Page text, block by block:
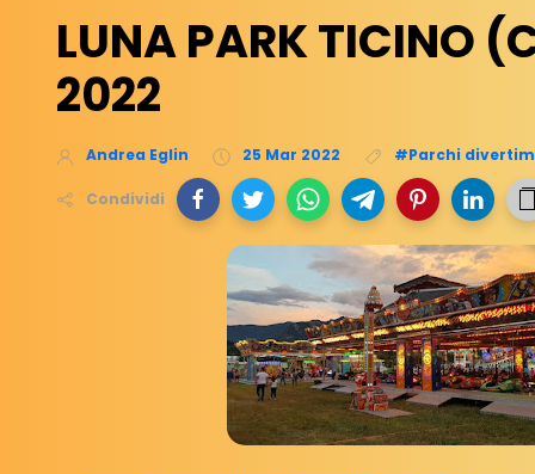
LUNA PARK TICINO
2022
Andrea Eglin 25 Mar 2022 #Parchi
Condividi